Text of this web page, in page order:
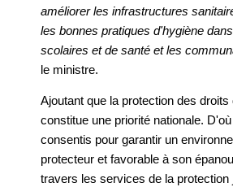
améliorer les infrastructures
les bonnes pratiques d'hygiène
scolaires et de santé et les
le ministre.
Ajoutant que la protection des droits
constitue une priorité nationale.
consentis pour garantir un
protecteur et favorable à son
travers les services de la protection